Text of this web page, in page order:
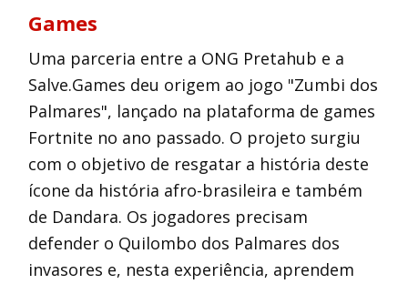
Games
Uma parceria entre a ONG Pretahub e a
Salve.Games deu origem ao jogo "Zumbi dos
Palmares", lançado na plataforma de games
Fortnite no ano passado. O projeto surgiu
com o objetivo de resgatar a história deste
ícone da história afro-brasileira e também
de Dandara. Os jogadores precisam
defender o Quilombo dos Palmares dos
invasores e, nesta experiência, aprendem